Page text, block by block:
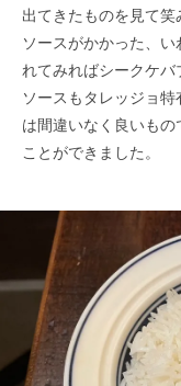
出てきたものを見て
ソースがかかった、
れてみればシークケバ
ソースもタレッジョ
は間違いなく良いも
ことができました。